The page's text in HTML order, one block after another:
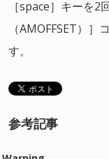
［space］キーを2
（AMOFFSET）
す。
参考記事